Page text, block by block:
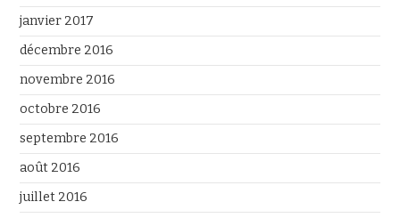
janvier 2017
décembre 2016
novembre 2016
octobre 2016
septembre 2016
août 2016
juillet 2016